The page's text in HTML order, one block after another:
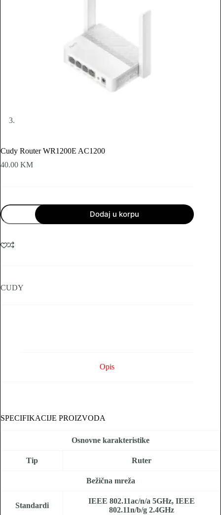
Cudy Router WR1200E AC1200
40.00 KM
Cudy
Router
WR1200E
količina
Dodaj u korpu
CUDY
Opis
SPECIFIKACIJE PROIZVODA
Osnovne karakteristike
Tip Ruter
Bežična mreža
Standardi
IEEE 802.11ac/n/a 5GHz, IEEE
802.11n/b/g 2.4GHz